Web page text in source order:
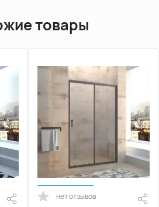
товары
нет отзывов